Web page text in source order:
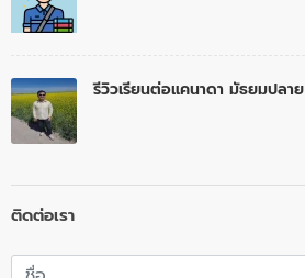
รีวิวเรียนต่อแคนาดา มัธยมปลาย
ติดต่อเรา